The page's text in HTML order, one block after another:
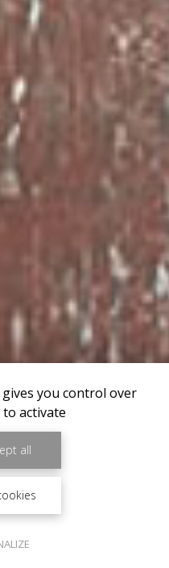
you control over
activate
all